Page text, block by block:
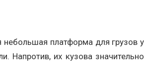
платформа для грузов у
Напротив, их кузова значительно